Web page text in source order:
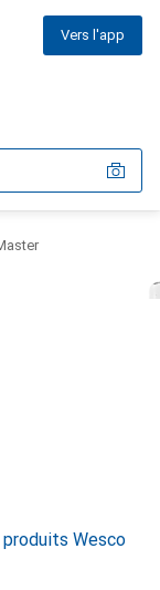
Vers l'app
produits Wesco